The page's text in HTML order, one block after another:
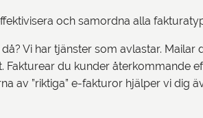
och samordna alla
Vi har tjänster som avlastar. Mailar
Fakturear du kunder återkommande
av ”riktiga” e-fakturor hjälper vi dig